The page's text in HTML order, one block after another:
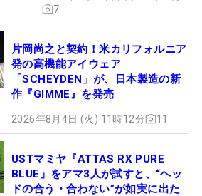
7
片岡尚之と契約！米カリフォルニア
発の高機能アイウェア
「SCHEYDEN」が、日本製造の新
作『GIMME』を発売
2026年8月4日 (火) 11時12分 11
USTマミヤ『ATTAS RX PURE
BLUE』をアマ3人が試すと、“ヘッ
ドの合う・合わない”が如実に出た